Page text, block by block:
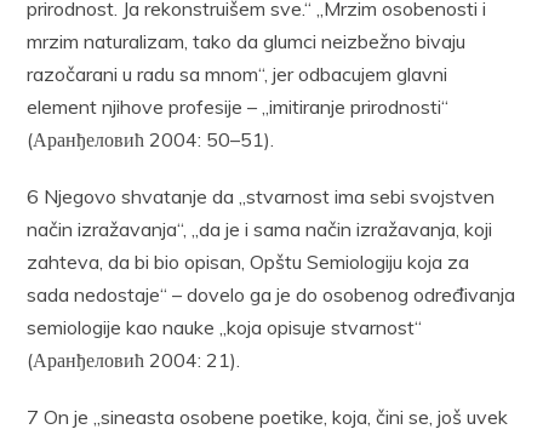
prirodnost. Ja rekonstruišem sve.“ „Mrzim osobenosti i
mrzim naturalizam, tako da glumci neizbežno bivaju
razočarani u radu sa mnom“, jer odbacujem glavni
element njihove profesije – „imitiranje prirodnosti“
(Аранђеловић 2004: 50–51).
6 Njegovo shvatanje da „stvarnost ima sebi svojstven
način izražavanja“, „da je i sama način izražavanja, koji
zahteva, da bi bio opisan, Opštu Semiologiju koja za
sada nedostaje“ – dovelo ga je do osobenog određivanja
semiologije kao nauke „koja opisuje stvarnost“
(Аранђеловић 2004: 21).
7 On je „sineasta osobene poetike, koja, čini se, još uvek